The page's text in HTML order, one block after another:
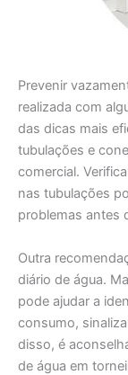
Prevenir
realizada com
das dicas mais
tubulações e
comercial.
nas tubulações
problemas antes
Outra
diário de água.
pode ajudar a
consumo,
disso, é
de água em